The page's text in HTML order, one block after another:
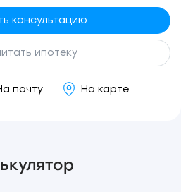
консультацию
ипотеку
почту На карте